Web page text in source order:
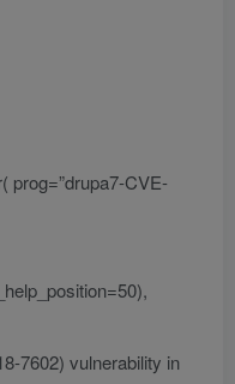
prog=”drupa7-CVE-
7602) vulnerability in